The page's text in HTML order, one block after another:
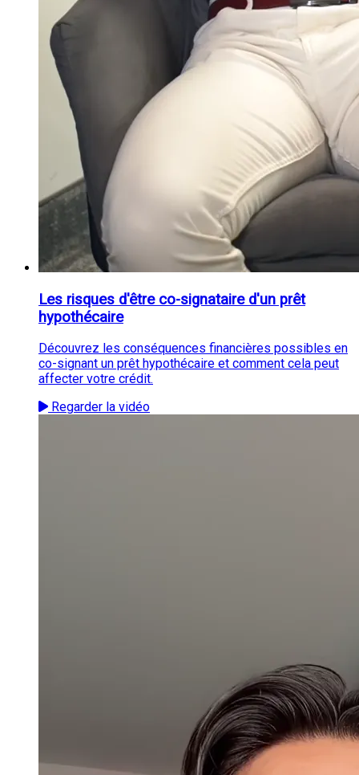
Les risques d'être co-signataire d'un prêt
hypothécaire
Découvrez les conséquences financières possibles en
co-signant un prêt hypothécaire et comment cela peut
affecter votre crédit.
Regarder la vidéo